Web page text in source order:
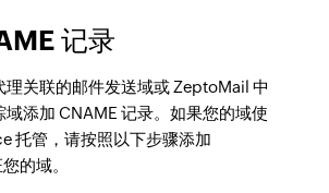
记录
理关联的邮件发送域或 ZeptoMail 中
域添加 CNAME 记录。如果您的域使
托管，请按照以下步骤添加
的域。